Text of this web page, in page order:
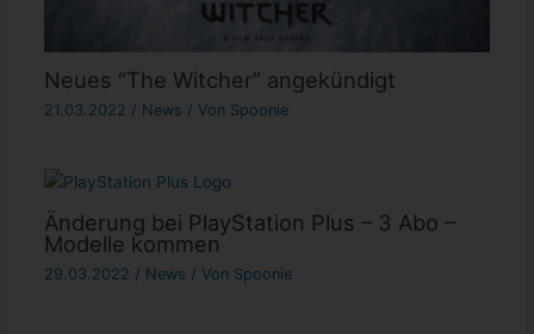
Neues “The Witcher” angekündigt
21.03.2022 / News / Von Spoonie
Änderung bei PlayStation Plus – 3 Abo –
Modelle kommen
29.03.2022 / News / Von Spoonie